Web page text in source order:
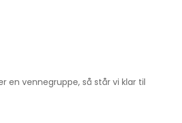
en vennegruppe, så står vi klar til